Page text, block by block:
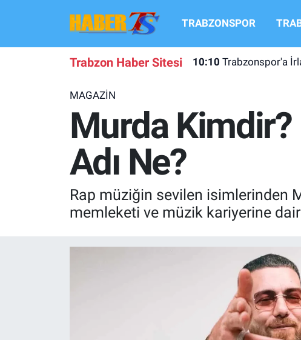
TRABZONSPOR
Trabzon Haber Sitesi 10:10 Trabzonspor'a
MAGAZİN
Murda Kimdir?
Adı Ne?
Rap müziğin sevilen isimlerinden
memleketi ve müzik kariyerine
TRABZONSPOR
TRANSFER HABERLERI
KULİS MEYDANI
1461 TRABZON
Hava Durumu
Süper Lig Puan Durumu ve Fikstür
Tüm Manşetler
Son Dakika Haberleri
Haber Arşivi